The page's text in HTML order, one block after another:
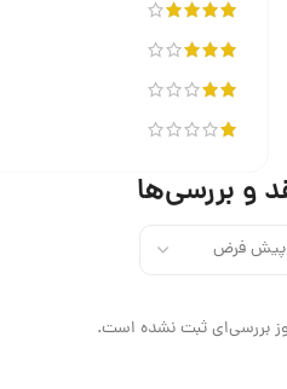
و بررسی‌ها
بررسی‌ای ثبت نشده است.